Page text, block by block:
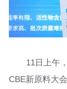
11日上午
CBE新原料大